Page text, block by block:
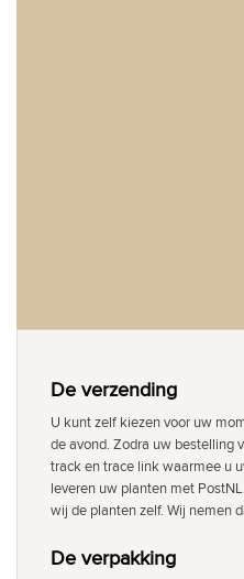
De verzending
U kunt zelf kiezen voor uw
de avond. Zodra uw bestelling
track en trace link waarmee u
leveren uw planten met
wij de planten zelf. Wij nemen
De verpakking